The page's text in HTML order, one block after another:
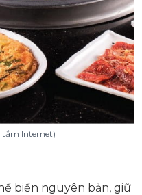
tầm Internet)
biến nguyên bản, giữ